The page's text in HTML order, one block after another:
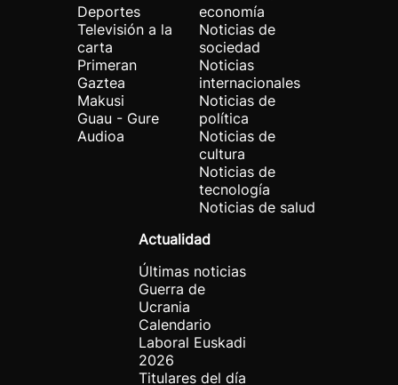
Deportes
Televisión a la
carta
Primeran
Gaztea
Makusi
Guau - Gure
Audioa
economía
Noticias de
sociedad
Noticias
internacionales
Noticias de
política
Noticias de
cultura
Noticias de
tecnología
Noticias de salud
Actualidad
Últimas noticias
Guerra de
Ucrania
Calendario
Laboral Euskadi
2026
Titulares del día